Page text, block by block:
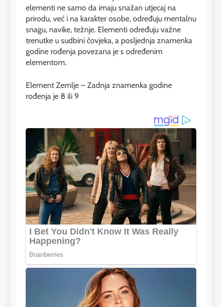
elementi ne samo da imaju snažan utjecaj na
prirodu, već i na karakter osobe, određuju mentalnu
snagu, navike, težnje. Elementi određuju važne
trenutke u sudbini čovjeka, a posljednja znamenka
godine rođenja povezana je s određenim
elementom.
Element Zemlje – Zadnja znamenka godine
rođenja je 8 ili 9